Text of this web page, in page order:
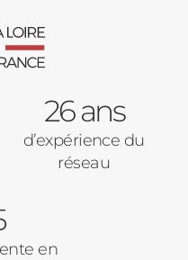
26 ans
d’expérience du
réseau
en